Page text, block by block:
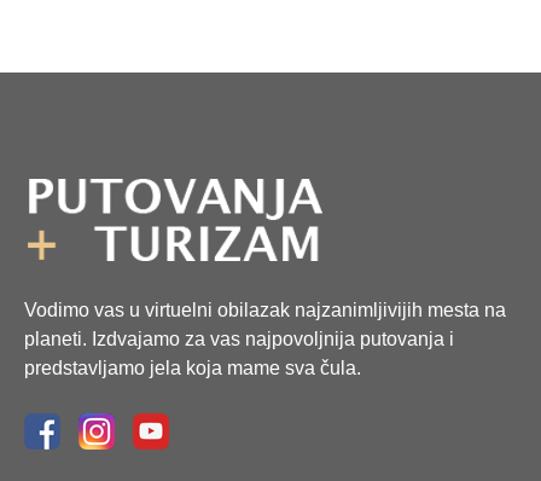
Vodimo vas u virtuelni obilazak najzanimljivijih mesta na
planeti. Izdvajamo za vas najpovoljnija putovanja i
predstavljamo jela koja mame sva čula.